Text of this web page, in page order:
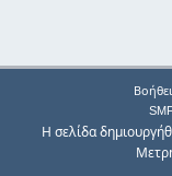
Η σελίδα